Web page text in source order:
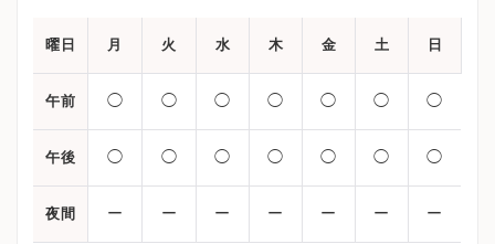
曜日 月 火 水 木 金 土 日
午前 ◯ ◯ ◯ ◯ ◯ ◯ ◯
午後 ◯ ◯ ◯ ◯ ◯ ◯ ◯
夜間 ー ー ー ー ー ー ー